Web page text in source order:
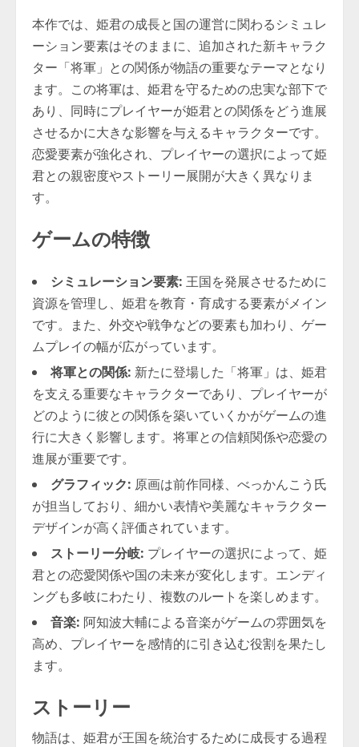
本作では、姫君の成長と国の運営に関わるシミュレ
ーション要素はそのままに、追加された新キャラク
ター「将軍」との関係が物語の重要なテーマとなり
ます。この将軍は、姫君を守るための忠実な部下で
あり、同時にプレイヤーが姫君との関係をどう進展
させるかに大きな影響を与えるキャラクターです。
恋愛要素が強化され、プレイヤーの選択によって姫
君との親密度やストーリー展開が大きく異なりま
す。
ゲームの特徴
シミュレーション要素: 王国を発展させるために
資源を管理し、姫君を教育・育成する要素がメイン
です。また、外交や戦争などの要素も加わり、ゲー
ムプレイの幅が広がっています。
将軍との関係: 新たに登場した「将軍」は、姫君
を支える重要なキャラクターであり、プレイヤーが
どのように彼との関係を築いていくかがゲームの進
行に大きく影響します。将軍との信頼関係や恋愛の
進展が重要です。
グラフィック: 原画は前作同様、べっかんこう氏
が担当しており、細かい表情や美麗なキャラクター
デザインが高く評価されています。
ストーリー分岐: プレイヤーの選択によって、姫
君との恋愛関係や国の未来が変化します。エンディ
ングも多岐にわたり、複数のルートを楽しめます。
音楽: 阿知波大輔による音楽がゲームの雰囲気を
高め、プレイヤーを感情的に引き込む役割を果たし
ます。
ストーリー
物語は、姫君が王国を統治するために成長する過程